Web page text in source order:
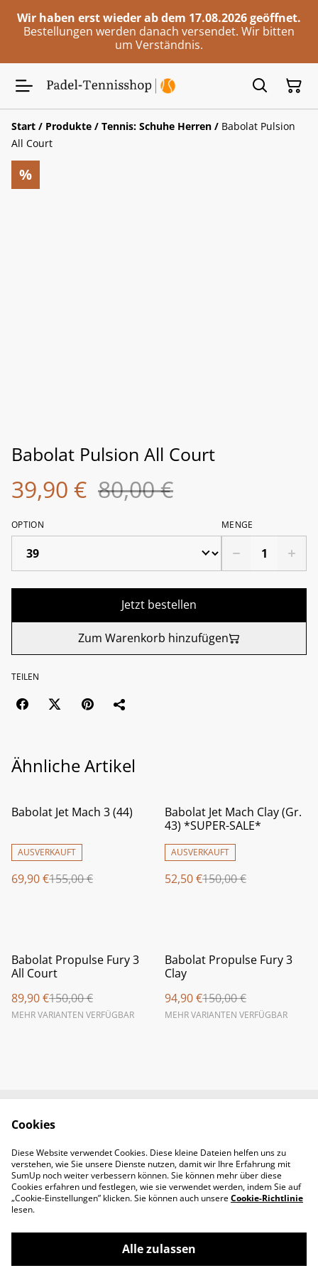
Wir haben erst wieder ab dem 17.08.2026 geöffnet.
Bestellungen werden danach versendet. Wir bitten
um Verständnis.
Start / Produkte / Tennis: Schuhe Herren / Babolat Pulsion
All Court
%
Babolat Pulsion All Court
39,90 € 80,00 €
OPTION MENGE
Jetzt bestellen
Zum Warenkorb hinzufügen
TEILEN
Ähnliche Artikel
%
Babolat Jet Mach 3 (44)
AUSVERKAUFT
69,90 €155,00 €
%
Babolat Jet Mach Clay (Gr.
43) *SUPER-SALE*
AUSVERKAUFT
52,50 €150,00 €
%
Babolat Propulse Fury 3
All Court
89,90 €150,00 €
MEHR VARIANTEN VERFÜGBAR
%
Babolat Propulse Fury 3
Clay
94,90 €150,00 €
MEHR VARIANTEN VERFÜGBAR
Legal Terms
Privacy Policy
Cookie Policy
Cookies
Diese Website verwendet Cookies. Diese kleine Dateien helfen uns zu
verstehen, wie Sie unsere Dienste nutzen, damit wir Ihre Erfahrung mit
SumUp noch weiter verbessern können. Sie können mehr über diese
Cookies erfahren und festlegen, wie sie verwendet werden, indem Sie auf
„Cookie-Einstellungen” klicken. Sie können auch unsereCookie-Richtlinie
lesen.
Alle zulassen